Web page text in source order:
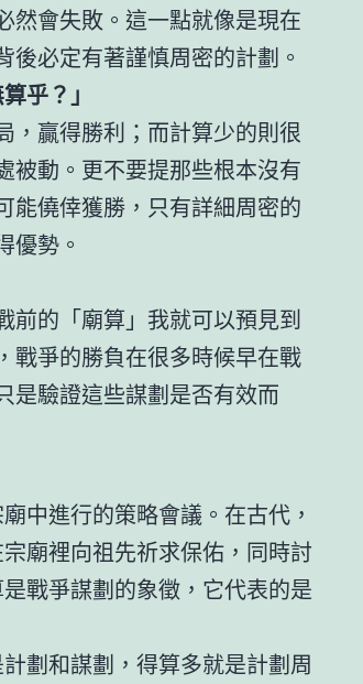
然會失敗。這一點就像是現在
後必定有著謹慎周密的計劃。
乎？」
，贏得勝利；而計算少的則很
被動。更不要提那些根本沒有
能僥倖獲勝，只有詳細周密的
優勢。
前的「廟算」我就可以預見到
戰爭的勝負在很多時候早在戰
是驗證這些謀劃是否有效而
中進行的策略會議。在古代，
廟裡向祖先祈求保佑，同時討
戰爭謀劃的象徵，它代表的是
劃和謀劃，得算多就是計劃周